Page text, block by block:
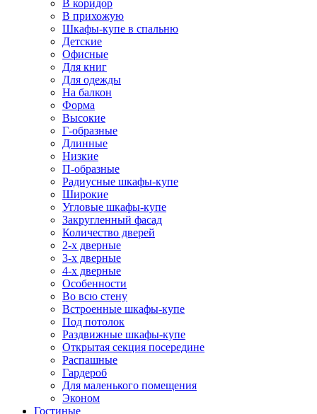
В коридор
В прихожую
Шкафы-купе в спальню
Детские
Офисные
Для книг
Для одежды
На балкон
Форма
Высокие
Г-образные
Длинные
Низкие
П-образные
Радиусные шкафы-купе
Широкие
Угловые шкафы-купе
Закругленный фасад
Количество дверей
2-х дверные
3-х дверные
4-х дверные
Особенности
Во всю стену
Встроенные шкафы-купе
Под потолок
Раздвижные шкафы-купе
Открытая секция посередине
Распашные
Гардероб
Для маленького помещения
Эконом
Гостиные